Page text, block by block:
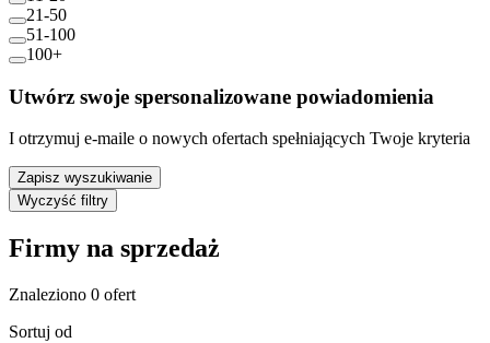
21-50
51-100
100+
Utwórz swoje spersonalizowane powiadomienia
I otrzymuj e-maile o nowych ofertach spełniających Twoje kryteria
Zapisz wyszukiwanie
Wyczyść filtry
Firmy na sprzedaż
Znaleziono 0 ofert
Sortuj od